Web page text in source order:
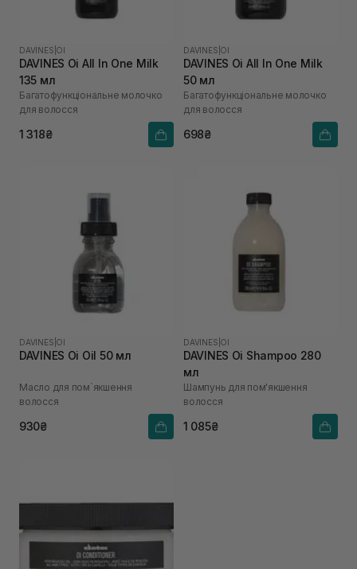
DAVINES OI
DAVINES Oi All In One Milk
135 мл
Багатофункціональне молочко
для волосся
1 318₴
DAVINES OI
DAVINES Oi All In One Milk
50 мл
Багатофункціональне молочко
для волосся
698₴
DAVINES OI
DAVINES Oi Oil 50 мл
Масло для пом`якшення
волосся
930₴
DAVINES OI
DAVINES Oi Shampoo 280
мл
Шампунь для пом'якшення
волосся
1 085₴